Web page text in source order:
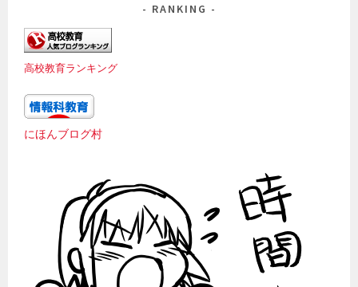
ブ
RANKING
高校教育ランキング
にほんブログ村